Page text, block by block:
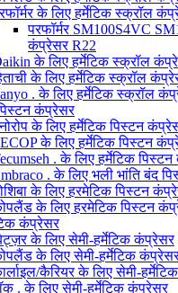
के लिए हर्मेटिक स्क्रॉल
परफॉर्मर SM100S4VC
कंप्रेसर R22
के लिए हर्मेटिक स्क्रॉल
के लिए हर्मेटिक स्क्रॉल
. के लिए हर्मेटिक स्क्रॉल
कंप्रेसर
के लिए हर्मेटिक पिस्टन
के लिए हर्मेटिक पिस्टन
. के लिए हर्मेटिक
. के लिए भली भांति बंद
के लिए हरमेटिक पिस्टन
के लिए हरमेटिक पिस्टन
कंप्रेसर
के लिए सेमी-हर्मेटिक कंप्रेसर
के लिए सेमी-हर्मेटिक
कैरियर के लिए सेमी-
. के लिए सेमी-हर्मेटिक कंप्रेसर